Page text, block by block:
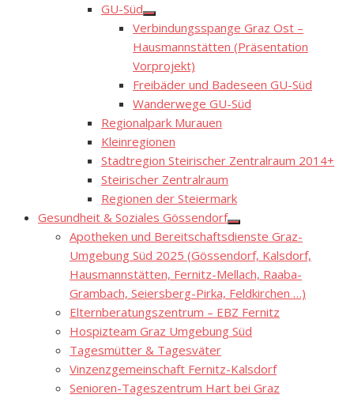
GU-Süd
Show
sub
menu
Verbindungsspange Graz Ost –
Hausmannstätten (Präsentation
Vorprojekt)
Freibäder und Badeseen GU-Süd
Wanderwege GU-Süd
Regionalpark Murauen
Kleinregionen
Stadtregion Steirischer Zentralraum 2014+
Steirischer Zentralraum
Regionen der Steiermark
Gesundheit & Soziales Gössendorf
Show
sub
menu
Apotheken und Bereitschaftsdienste Graz-
Umgebung Süd 2025 (Gössendorf, Kalsdorf,
Hausmannstätten, Fernitz-Mellach, Raaba-
Grambach, Seiersberg-Pirka, Feldkirchen …)
Elternberatungszentrum – EBZ Fernitz
Hospizteam Graz Umgebung Süd
Tagesmütter & Tagesväter
Vinzenzgemeinschaft Fernitz-Kalsdorf
Senioren-Tageszentrum Hart bei Graz